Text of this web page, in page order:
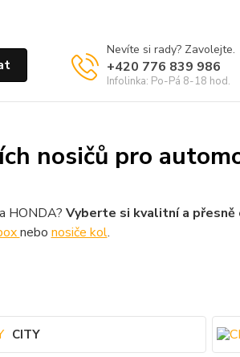
Nevíte si rady? Zavolejte.
+420 776 839 986
Infolinka: Po-Pá 8-18 hod.
nosičů pro
HONDA? Vyberte si kvalitní a
nebo nosiče kol.
CITY